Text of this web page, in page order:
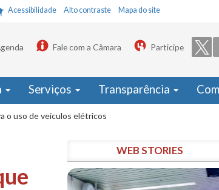
Acessibilidade Alto contraste Mapa do site
Fale com a Câmara Participe
Serviços Transparência
o uso de veículos elétricos
WEB STORIES